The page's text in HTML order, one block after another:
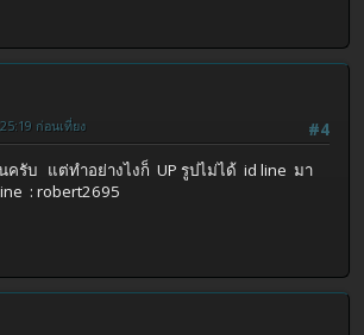
#4
ก่อนเที่ยง
ครับ แต่ทำอย่างไงก็ UP รูปไม่ได้ id line มา
: robert2695